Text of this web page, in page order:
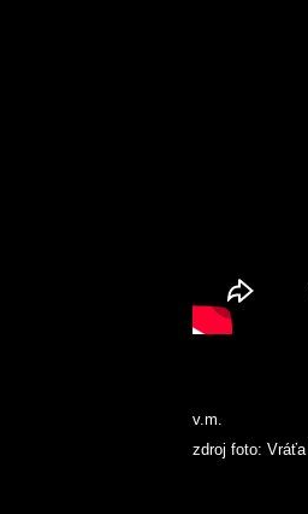
v.m.
zdroj foto: